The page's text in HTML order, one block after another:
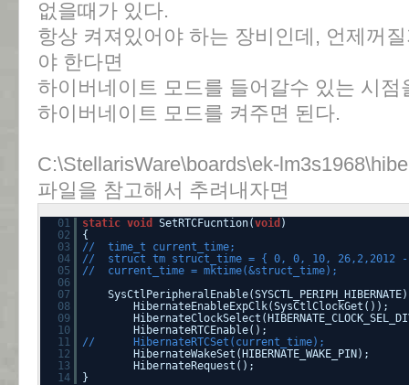
없을때가 있다.
항상 켜져있어야 하는 장비인데, 언제꺼
야 한다면
하이버네이트 모드를 들어갈수 있는 시
하이버네이트 모드를 켜주면 된다.
C:\StellarisWare\boards\ek-
파일을 참고해서 추려내자면
01 static void SetRTCFucntion(void )
02
{
03
// time_t current_time;
04
// struct tm struct_time = { 0, 0, 10, 26,2,2012 -
05
// current_time = mktime(&struct_time);
06
07
08
HibernateEnableExpClk(SysCtlClockGet());
09
10
HibernateRTCEnable();
11
// HibernateRTCSet(current_time);
12
HibernateWakeSet(HIBERNATE_WAKE_PIN);
13
HibernateRequest();
14
}